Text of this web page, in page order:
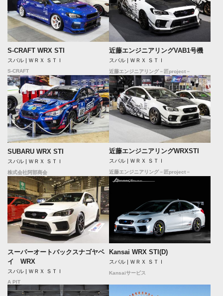
S-CRAFT WRX STI
スバル | ＷＲＸ ＳＴＩ
S-CRAFT
近藤エンジニアリングVAB1号機
スバル | ＷＲＸ ＳＴＩ
近藤エンジニアリング－匠project－
SUBARU WRX STI
スバル | ＷＲＸ ＳＴＩ
株式会社阿部商会
近藤エンジニアリングWRXSTI
スバル | ＷＲＸ ＳＴＩ
近藤エンジニアリング－匠project－
スーパーオートバックスナゴヤベ
イ WRX
スバル | ＷＲＸ ＳＴＩ
A PIT
Kansai WRX STI(D)
スバル | ＷＲＸ ＳＴＩ
Kansaiサービス